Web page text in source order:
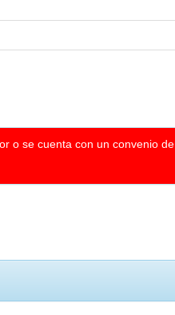
o se cuenta con un convenio de